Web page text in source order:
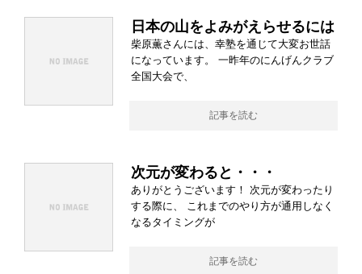
日本の山をよみがえらせるには
柴原薫さんには、幸塾を通じて大変お世話
になっています。 一昨年のにんげんクラブ
全国大会で、
記事を読む
次元が変わると・・・
ありがとうございます！ 次元が変わったり
する際に、 これまでのやり方が通用しなく
なるタイミングが
記事を読む